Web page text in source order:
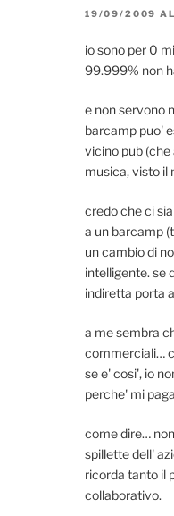
19/09/2009
io sono per 0
99.999% non
e non servono
barcamp puo'
vicino pub (che
musica, visto il
credo che ci
a un barcamp
un cambio di
intelligente. se
indiretta porta
a me sembra
commerciali…
se e' cosi', io
perche' mi
come dire…
spillette dell'
ricorda tanto il
collaborativo.